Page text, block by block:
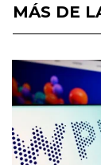
MÁS DE